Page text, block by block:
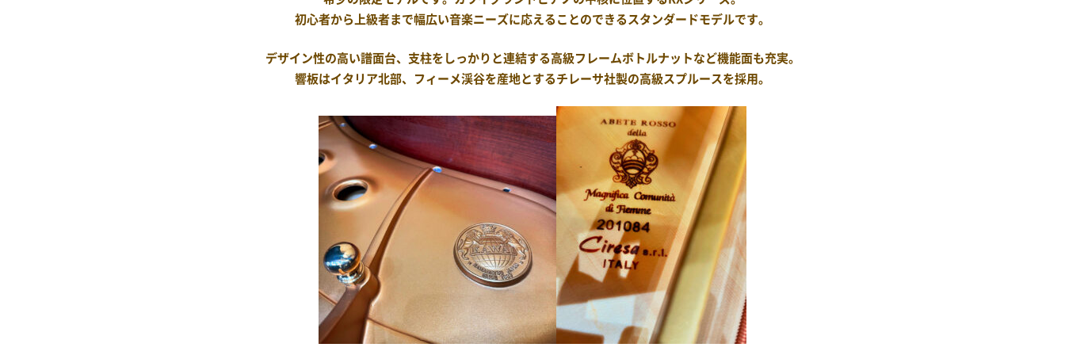
初心者から上級者まで幅広い音楽ニーズに応えることのできるスタンダードモデルです。
デザイン性の高い譜面台、支柱をしっかりと連結する高級フレームボトルナットなど機能面も充実。
響板はイタリア北部、フィーメ渓谷を産地とするチレーサ社製の高級スプルースを採用。